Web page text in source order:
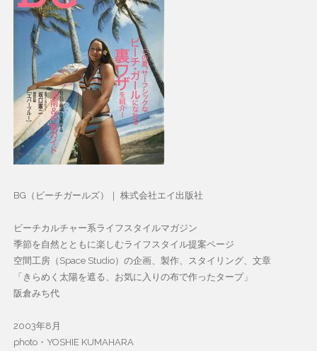
BG（ビーチガールズ）｜ 株式会社エイ出版社
ビーチカルチャー系ライフスタイルマガジン
季節を自然とともに楽しむライフスタイル提案ページ
空間工房（Space Studio）の企画、製作、スタイリング、文章
「きらめく太陽を遮る、お気に入りの布で作ったタープ」
阪倉みち代
2003年8月
photo・YOSHIE KUMAHARA